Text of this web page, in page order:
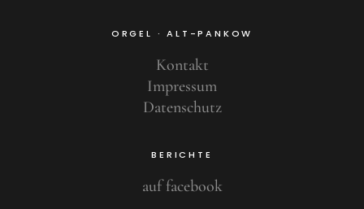
ORGEL · ALT-PANKOW
Kontakt
Impressum
Datenschutz
BERICHTE
auf facebook